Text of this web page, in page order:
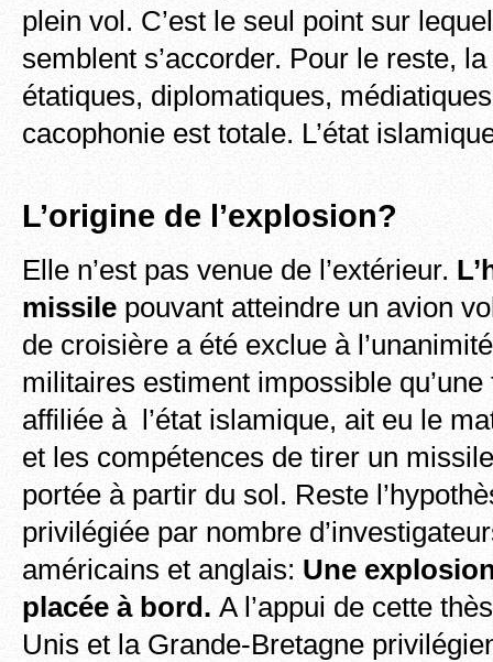
plein vol. C’est le seul point sur
semblent s’accorder. Pour le reste,
étatiques, diplomatiques,
cacophonie est totale. L’état
L’origine de l’explosion?
Elle n’est pas venue de l’extérieur.
missile pouvant atteindre un avion
de croisière a été exclue à
militaires estiment impossible
affiliée à l’état islamique, ait eu le
et les compétences de tirer un
portée à partir du sol. Reste
privilégiée par nombre
américains et anglais: Une
placée à bord. A l’appui de cette
Unis et la Grande-Bretagne